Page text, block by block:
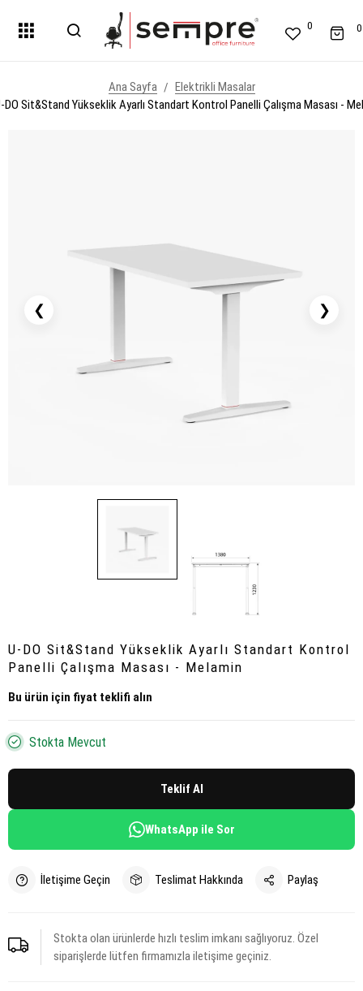
0 0
Ana Sayfa
Elektrikli Masalar
DO Sit&Stand Yükseklik Ayarlı Standart Kontrol Panelli Çalışma Masası -
❮ ❯
U-DO Sit&Stand Yükseklik Ayarlı Standart Kontrol
Panelli Çalışma Masası - Melamin
Bu ürün için fiyat teklifi alın
Stokta Mevcut
Teklif Al
WhatsApp ile Sor
İletişime Geçin Teslimat Hakkında Paylaş
Stokta olan ürünlerde hızlı teslim imkanı sağlıyoruz. Özel
siparişlerde lütfen firmamızla iletişime geçiniz.